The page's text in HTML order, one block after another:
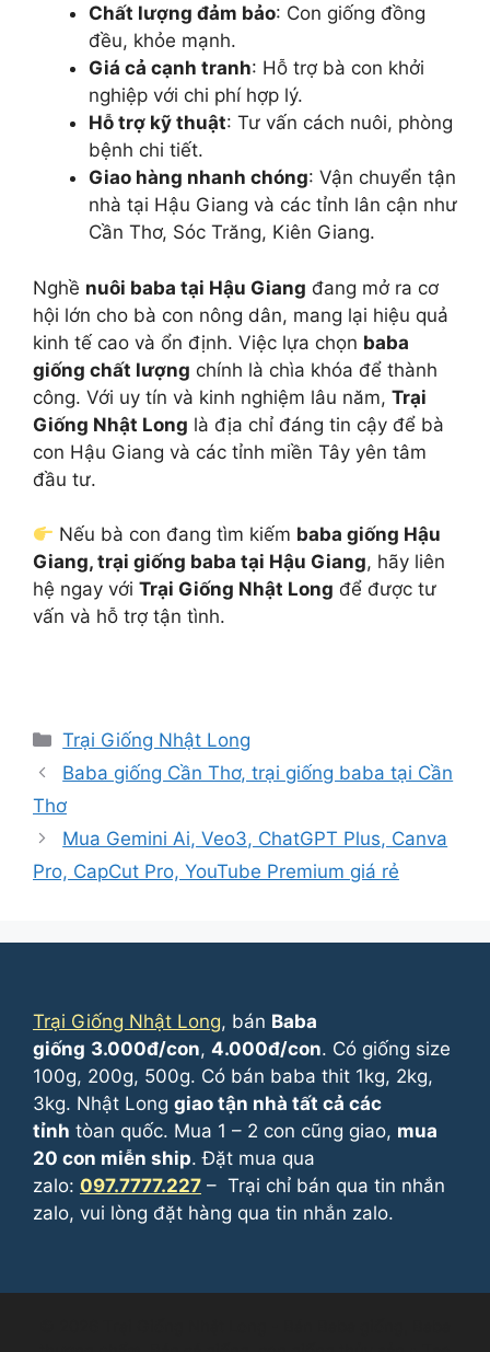
Chất lượng đảm bảo: Con giống đồng
đều, khỏe mạnh.
Giá cả cạnh tranh: Hỗ trợ bà con khởi
nghiệp với chi phí hợp lý.
Hỗ trợ kỹ thuật: Tư vấn cách nuôi, phòng
bệnh chi tiết.
Giao hàng nhanh chóng: Vận chuyển tận
nhà tại Hậu Giang và các tỉnh lân cận như
Cần Thơ, Sóc Trăng, Kiên Giang.
Nghề nuôi baba tại Hậu Giang đang mở ra cơ
hội lớn cho bà con nông dân, mang lại hiệu quả
kinh tế cao và ổn định. Việc lựa chọn baba
giống chất lượng chính là chìa khóa để thành
công. Với uy tín và kinh nghiệm lâu năm, Trại
Giống Nhật Long là địa chỉ đáng tin cậy để bà
con Hậu Giang và các tỉnh miền Tây yên tâm
đầu tư.
Nếu bà con đang tìm kiếm baba giống Hậu
Giang, trại giống baba tại Hậu Giang, hãy liên
hệ ngay với Trại Giống Nhật Long để được tư
vấn và hỗ trợ tận tình.
Danh
mục
Trại Giống Nhật Long
Baba giống Cần Thơ, trại giống baba tại Cần
Thơ
Mua Gemini Ai, Veo3, ChatGPT Plus, Canva
Pro, CapCut Pro, YouTube Premium giá rẻ
Trại Giống Nhật Long, bán Baba
giống 3.000đ/con, 4.000đ/con. Có giống size
100g, 200g, 500g. Có bán baba thit 1kg, 2kg,
3kg. Nhật Long giao tận nhà tất cả các
tỉnh tòan quốc. Mua 1 – 2 con cũng giao, mua
20 con miễn ship. Đặt mua qua
zalo: 097.7777.227 – Trại chỉ bán qua tin nhắn
zalo, vui lòng đặt hàng qua tin nhắn zalo.